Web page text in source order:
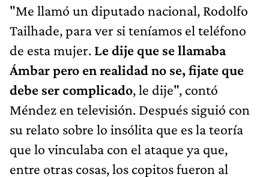
"Me llamó un diputado nacional, Rodolfo
Tailhade, para ver si teníamos el teléfono
de esta mujer. Le dije que se llamaba
Ámbar pero en realidad no se, fijate que
debe ser complicado, le dije", contó
Méndez en televisión. Después siguió con
su relato sobre lo insólita que es la teoría
que lo vinculaba con el ataque ya que,
entre otras cosas, los copitos fueron al